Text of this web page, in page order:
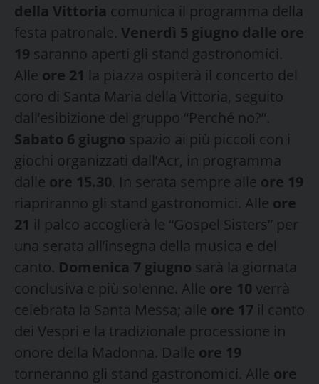
della Vittoria comunica il programma della
festa patronale. Venerdì 5 giugno dalle ore
19 saranno aperti gli stand gastronomici.
Alle ore 21 la piazza ospiterà il concerto del
coro di Santa Maria della Vittoria, seguito
dall’esibizione del gruppo “Perché no?”.
Sabato 6 giugno spazio ai più piccoli con i
giochi organizzati dall’Acr, in programma
dalle ore 15.30. In serata sempre alle ore 19
riapriranno gli stand gastronomici. Alle ore
21 il palco accoglierà le “Gospel Sisters” per
una serata all’insegna della musica e del
canto. Domenica 7 giugno sarà la giornata
conclusiva e più solenne. Alle ore 10 verrà
celebrata la Santa Messa; alle ore 17 il canto
dei Vespri e la tradizionale processione in
onore della Madonna. Dalle ore 19
torneranno gli stand gastronomici. Alle ore